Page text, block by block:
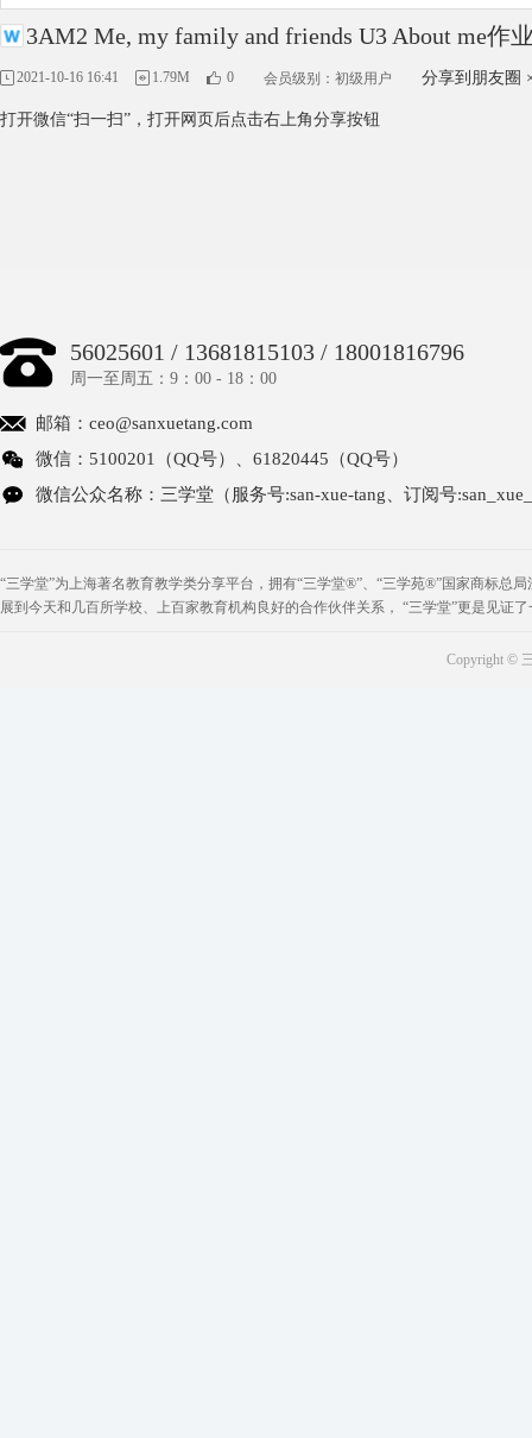
3AM2 Me, my family and friends U3 About me作
2021-10-16 16:41 1.79M 0 会员级别：初级用户 分享到朋友圈
打开微信“扫一扫”，打开网页后点击右上角分享按钮
56025601 / 13681815103 / 18001816796
周一至周五：9：00 - 18：00
邮箱： ceo@sanxuetang.com
微信：5100201（QQ号）、61820445（QQ号）
微信公众名称：三学堂（服务号:san-xue-tang、订阅号
“三学堂”为上海著名教育教学类分享平台，拥有“三学堂®”、“三学苑®”国家商标总
展到今天和几百所学校、上百家教育机构良好的合作伙伴关系， “三学堂”更是见证
Copyright ©